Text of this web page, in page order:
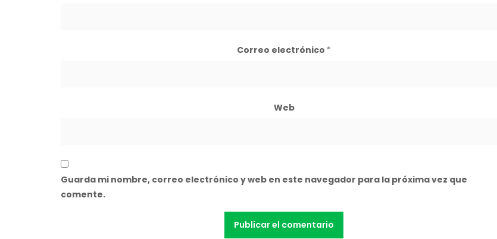
Correo electrónico *
Web
Guarda mi nombre, correo electrónico y web en este navegador para la próxima vez que
comente.